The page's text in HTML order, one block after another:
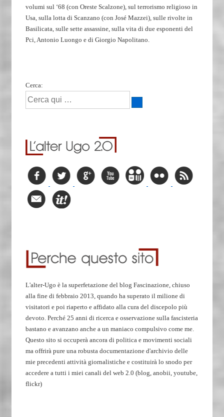
volumi sul ‘68 (con Oreste Scalzone), sul terrorismo religioso in
Usa, sulla lotta di Scanzano (con José Mazzei), sulle rivolte in
Basilicata, sulle sette assassine, sulla vita di due esponenti del
Pci, Antonio Luongo e di Giorgio Napolitano.
Cerca:
L'alter-Ugo è la superfetazione del blog Fascinazione, chiuso
alla fine di febbraio 2013, quando ha superato il milione di
visitatori e poi riaperto e affidato alla cura del discepolo più
devoto. Perché 25 anni di ricerca e osservazione sulla fascisteria
bastano e avanzano anche a un maniaco compulsivo come me.
Questo sito si occuperà ancora di politica e movimenti sociali
ma offrirà pure una robusta documentazione d'archivio delle
mie precedenti attività giornalistiche e costituirà lo snodo per
accedere a tutti i miei canali del web 2.0 (blog, anobii, youtube,
flickr)